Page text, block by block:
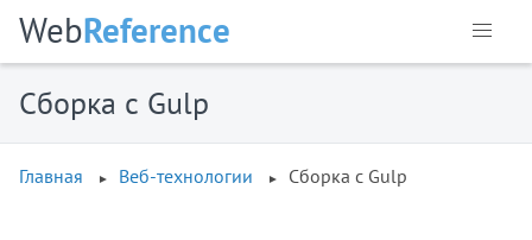
WebReference
Сборка с Gulp
Главная Веб-технологии Сборка с Gulp